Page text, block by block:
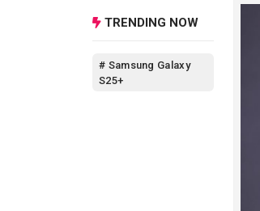
TRENDING NOW
# Samsung Galaxy
S25+